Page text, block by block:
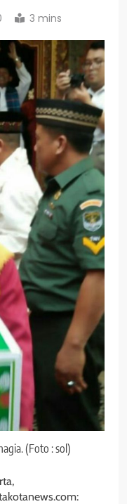
3 mins
(Foto : sol)